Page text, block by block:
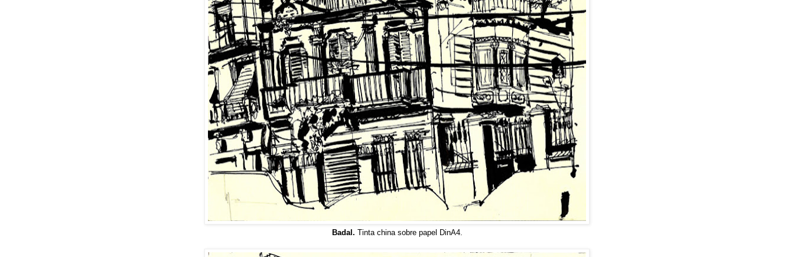
Badal. Tinta china sobre papel DinA4.